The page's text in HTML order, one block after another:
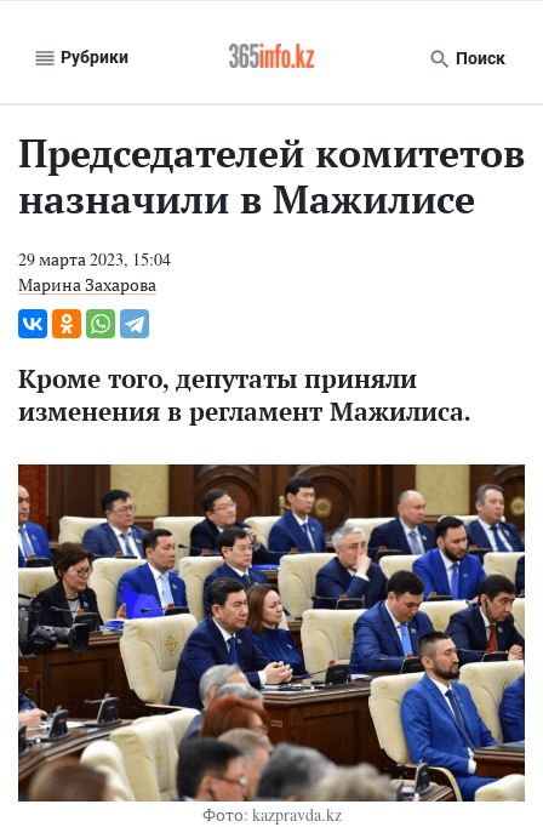
Рубрики Поиск
Председателей комитетов
назначили в Мажилисе
29 марта 2023, 15:04
Марина Захарова
Кроме того, депутаты приняли
изменения в регламент Мажилиса.
Фото: kazpravda.kz